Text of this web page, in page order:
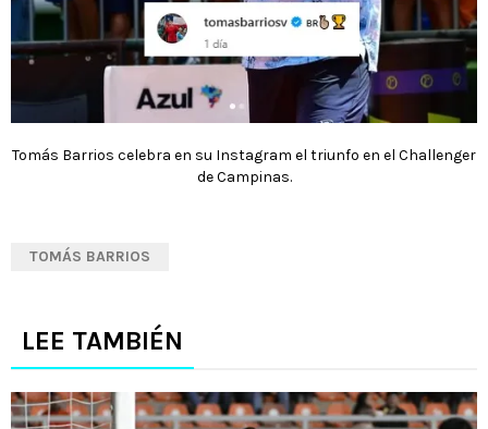
Tomás Barrios celebra en su Instagram el triunfo en el Challenger
de Campinas.
TOMÁS BARRIOS
LEE TAMBIÉN